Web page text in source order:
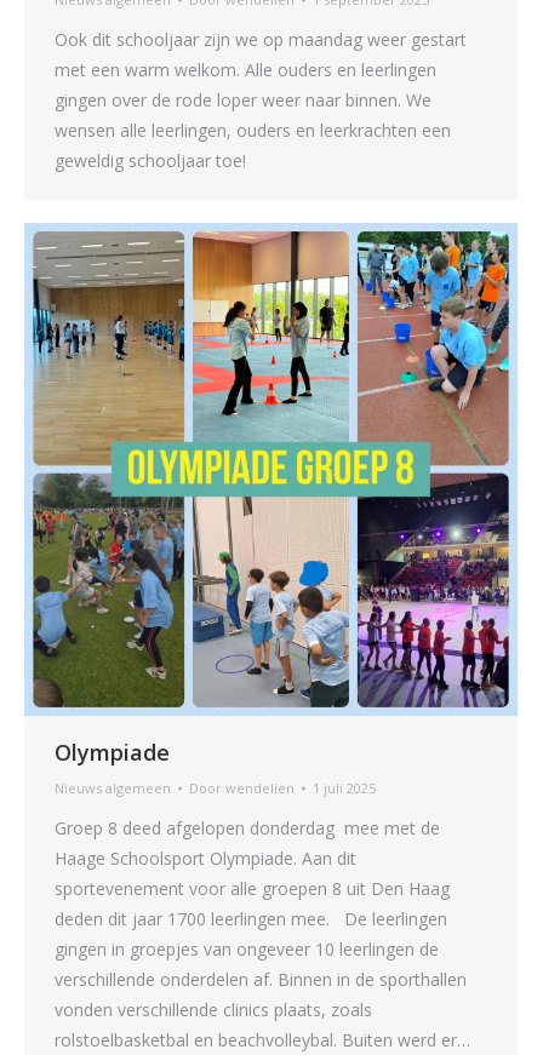
Ook dit schooljaar zijn we op maandag weer gestart
met een warm welkom. Alle ouders en leerlingen
gingen over de rode loper weer naar binnen. We
wensen alle leerlingen, ouders en leerkrachten een
geweldig schooljaar toe!
Olympiade
Nieuws algemeen Door wendelien 1 juli 2025
Groep 8 deed afgelopen donderdag mee met de
Haage Schoolsport Olympiade. Aan dit
sportevenement voor alle groepen 8 uit Den Haag
deden dit jaar 1700 leerlingen mee. De leerlingen
gingen in groepjes van ongeveer 10 leerlingen de
verschillende onderdelen af. Binnen in de sporthallen
vonden verschillende clinics plaats, zoals
rolstoelbasketbal en beachvolleybal. Buiten werd er…